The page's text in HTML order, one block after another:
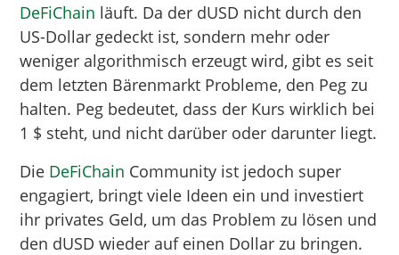
DeFiChain läuft. Da der dUSD nicht durch den
US-Dollar gedeckt ist, sondern mehr oder
weniger algorithmisch erzeugt wird, gibt es seit
dem letzten Bärenmarkt Probleme, den Peg zu
halten. Peg bedeutet, dass der Kurs wirklich bei
1 $ steht, und nicht darüber oder darunter liegt.
Die DeFiChain Community ist jedoch super
engagiert, bringt viele Ideen ein und investiert
ihr privates Geld, um das Problem zu lösen und
den dUSD wieder auf einen Dollar zu bringen.